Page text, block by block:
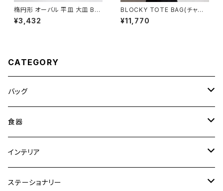
楕円形 オーバル 平皿 大皿 BS
P088
¥3,432
BLOCKY TOTE BAG(チャコ
ール/グレー)
¥11,770
CATEGORY
バッグ
トートバッグ
ショルダーバッグ
ワンハンドルバッグ
食器
大皿
中皿
インテリア
花瓶・フラワーベース
ステーショナリー